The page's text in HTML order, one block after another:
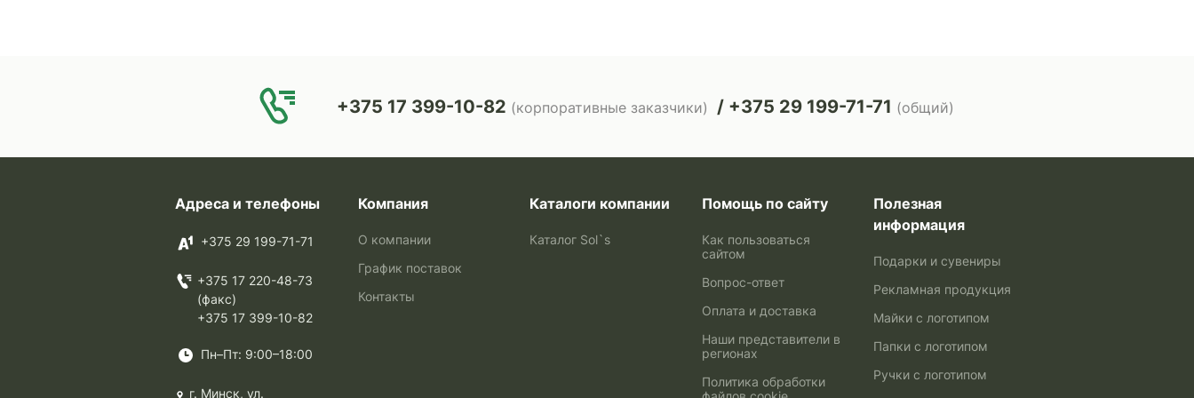
+375 17 399-10-82 (корпоративные заказчики) +375 29 199-71-71 (общий)
Адреса и телефоны
+375 29 199-71-71
+375 17 220-48-73
(факс)
+375 17 399-10-82
Пн–Пт: 9:00–18:00
г. Минск, ул.
Компания
О компании
График поставок
Контакты
Каталоги компании
Каталог Sol`s
Помощь по сайту
Как пользоваться
сайтом
Вопрос-ответ
Оплата и доставка
Наши представители в
регионах
Политика обработки
Полезная
информация
Подарки и сувениры
Рекламная продукция
Майки с логотипом
Папки с логотипом
Ручки с логотипом